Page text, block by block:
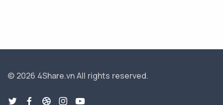
© 2026 4Share.vnAll rights reserved.